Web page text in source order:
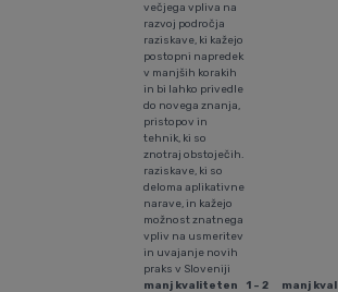
večjega vpliva na
razvoj področja
raziskave, ki kažejo
postopni napredek
v manjših korakih
in bi lahko privedle
do novega znanja,
pristopov in
tehnik, ki so
znotraj obstoječih.
raziskave, ki so
deloma aplikativne
narave, in kažejo
možnost znatnega
vpliv na usmeritev
in uvajanje novih
praks v Sloveniji
manj kvaliteten
1 - 2
manj